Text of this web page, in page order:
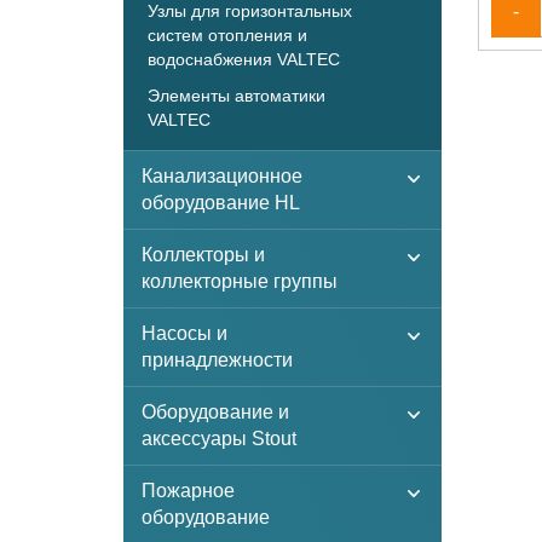
Узлы для горизонтальных
систем отопления и
водоснабжения VALTEC
Элементы автоматики
VALTEC
Канализационное
оборудование HL
Коллекторы и
коллекторные группы
Насосы и
принадлежности
Оборудование и
аксессуары Stout
Пожарное
оборудование
-